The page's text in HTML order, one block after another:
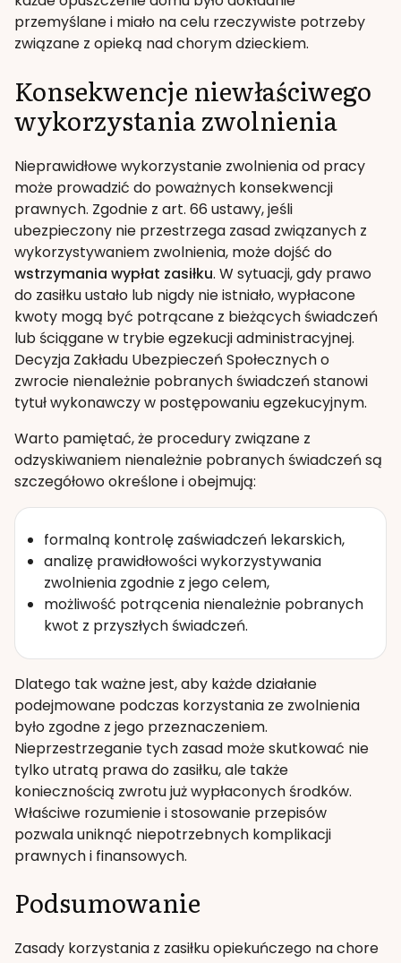
przemyślane i miało na celu rzeczywiste potrzeby
związane z opieką nad chorym dzieckiem.
Konsekwencje niewłaściwego
wykorzystania zwolnienia
Nieprawidłowe wykorzystanie zwolnienia od pracy
może prowadzić do poważnych konsekwencji
prawnych. Zgodnie z art. 66 ustawy, jeśli
ubezpieczony nie przestrzega zasad związanych z
wykorzystywaniem zwolnienia, może dojść do
wstrzymania wypłat zasiłku. W sytuacji, gdy prawo
do zasiłku ustało lub nigdy nie istniało, wypłacone
kwoty mogą być potrącane z bieżących świadczeń
lub ściągane w trybie egzekucji administracyjnej.
Decyzja Zakładu Ubezpieczeń Społecznych o
zwrocie nienależnie pobranych świadczeń stanowi
tytuł wykonawczy w postępowaniu egzekucyjnym.
Warto pamiętać, że procedury związane z
odzyskiwaniem nienależnie pobranych świadczeń są
szczegółowo określone i obejmują:
formalną kontrolę zaświadczeń lekarskich,
analizę prawidłowości wykorzystywania
zwolnienia zgodnie z jego celem,
możliwość potrącenia nienależnie pobranych
kwot z przyszłych świadczeń.
Dlatego tak ważne jest, aby każde działanie
podejmowane podczas korzystania ze zwolnienia
było zgodne z jego przeznaczeniem.
Nieprzestrzeganie tych zasad może skutkować nie
tylko utratą prawa do zasiłku, ale także
koniecznością zwrotu już wypłaconych środków.
Właściwe rozumienie i stosowanie przepisów
pozwala uniknąć niepotrzebnych komplikacji
prawnych i finansowych.
Podsumowanie
Zasady korzystania z zasiłku opiekuńczego na chore